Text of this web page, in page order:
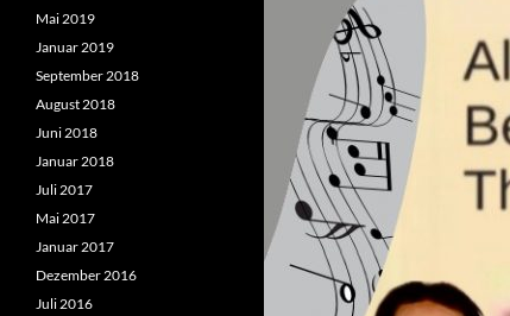
Mai 2019
Januar 2019
September 2018
August 2018
Juni 2018
Januar 2018
Juli 2017
Mai 2017
Januar 2017
Dezember 2016
Juli 2016